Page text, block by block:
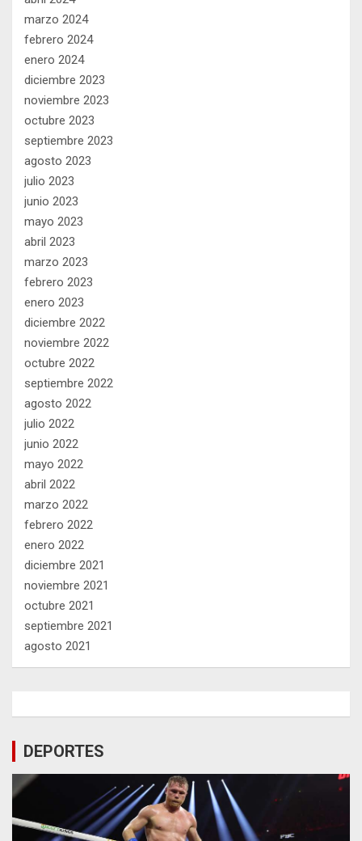
marzo 2024
febrero 2024
enero 2024
diciembre 2023
noviembre 2023
octubre 2023
septiembre 2023
agosto 2023
julio 2023
junio 2023
mayo 2023
abril 2023
marzo 2023
febrero 2023
enero 2023
diciembre 2022
noviembre 2022
octubre 2022
septiembre 2022
agosto 2022
julio 2022
junio 2022
mayo 2022
abril 2022
marzo 2022
febrero 2022
enero 2022
diciembre 2021
noviembre 2021
octubre 2021
septiembre 2021
agosto 2021
DEPORTES